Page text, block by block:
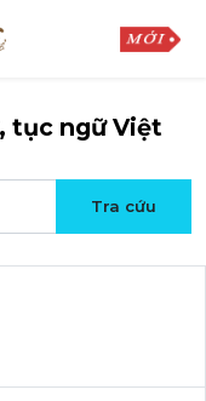
tục ngữ Việt